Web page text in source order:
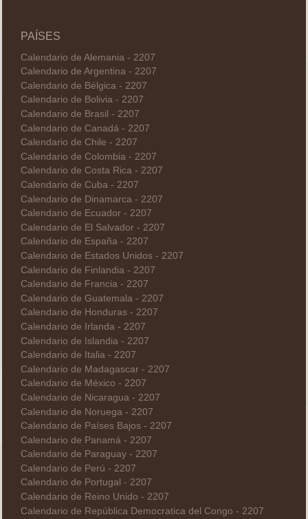
PAÍSES
Calendario de Alemania - 2207
Calendario de Argentina - 2207
Calendario de Bélgica - 2207
Calendario de Bolivia - 2207
Calendario de Brasil - 2207
Calendario de Canadá - 2207
Calendario de Chile - 2207
Calendario de Colombia - 2207
Calendario de Costa Rica - 2207
Calendario de Cuba - 2207
Calendario de Dinamarca - 2207
Calendario de Ecuador - 2207
Calendario de El Salvador - 2207
Calendario de España - 2207
Calendario de Estados Unidos - 2207
Calendario de Finlandia - 2207
Calendario de Francia - 2207
Calendario de Guatemala - 2207
Calendario de Honduras - 2207
Calendario de Irlanda - 2207
Calendario de Islandia - 2207
Calendario de Italia - 2207
Calendario de Madagascar - 2207
Calendario de México - 2207
Calendario de Nicaragua - 2207
Calendario de Noruega - 2207
Calendario de Países Bajos - 2207
Calendario de Panamá - 2207
Calendario de Paraguay - 2207
Calendario de Perú - 2207
Calendario de Portugal - 2207
Calendario de Reino Unido - 2207
Calendario de República Democratica del Congo - 2207